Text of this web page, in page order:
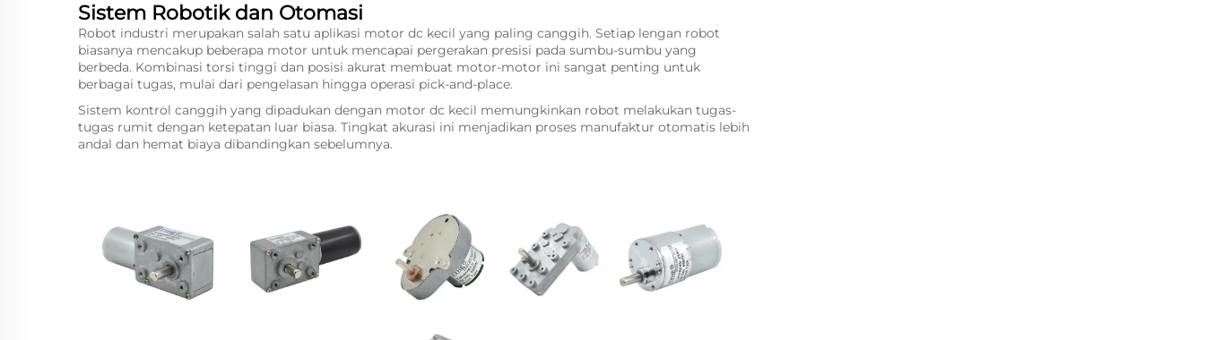
Sistem Robotik dan Otomasi
Robot industri merupakan salah satu aplikasi motor dc kecil yang paling canggih. Setiap lengan robot
biasanya mencakup beberapa motor untuk mencapai pergerakan presisi pada sumbu-sumbu yang
berbeda. Kombinasi torsi tinggi dan posisi akurat membuat motor-motor ini sangat penting untuk
berbagai tugas, mulai dari pengelasan hingga operasi pick-and-place.
Sistem kontrol canggih yang dipadukan dengan motor dc kecil memungkinkan robot melakukan tugas-
tugas rumit dengan ketepatan luar biasa. Tingkat akurasi ini menjadikan proses manufaktur otomatis lebih
andal dan hemat biaya dibandingkan sebelumnya.